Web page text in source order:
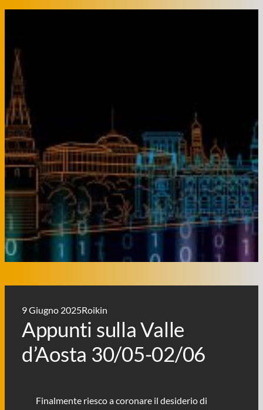
9 Giugno 2025Roikin
Appunti sulla Valle
d’Aosta 30/05-02/06
Finalmente riesco a coronare il desiderio di